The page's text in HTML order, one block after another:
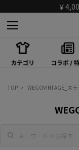
￥
ワンピース/
TOP WEGOVINTAGE_スラ